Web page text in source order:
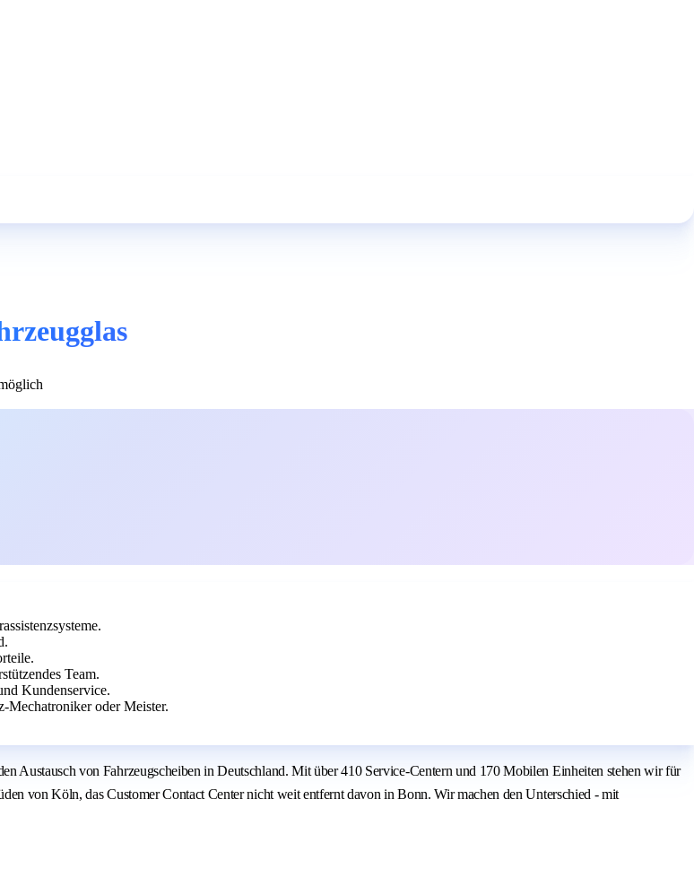
Team.
Kundenservice.
Mechatroniker oder Meister.
Austausch von Fahrzeugscheiben in Deutschland. Mit über 410 Service-Centern und 170 Mobilen Einheiten stehen wir für
von Köln, das Customer Contact Center nicht weit entfernt davon in Bonn. Wir machen den Unterschied - mit